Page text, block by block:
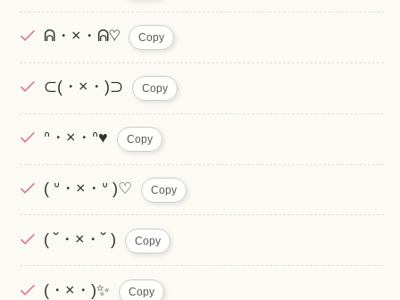
ᕱ・×・ᕱ♡ Copy
⊂(・×・)⊃ Copy
ᐢ・×・ᐢ♥ Copy
( ᐡ・×・ᐡ )♡ Copy
( ˘・×・˘ ) Copy
(・×・)✨ Copy